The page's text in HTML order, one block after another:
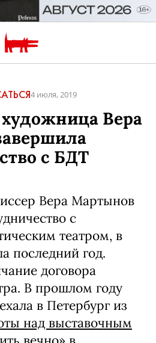
4 июля, 2019
Вера
с БДТ
Вера Мартынов
с
театром, в
последний год.
договора
В прошлом году
в Петербург из
над выставочным